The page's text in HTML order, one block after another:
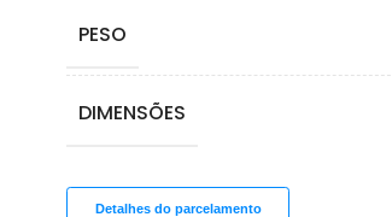
PESO
DIMENSÕES
Detalhes do parcelamento